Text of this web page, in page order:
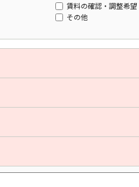
賃料の確認・調整希望
その他